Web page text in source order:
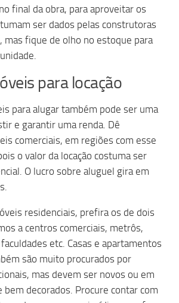
final da obra, para aproveitar os
ser dados pelas construtoras
mas fique de olho no estoque para
para locação
para alugar também pode ser uma
e garantir uma renda. Dê
comerciais, em regiões com esse
o valor da locação costuma ser
O lucro sobre aluguel gira em
residenciais, prefira os de dois
a centros comerciais, metrôs,
etc. Casas e apartamentos
são muito procurados por
mas devem ser novos ou em
bem decorados. Procure contar com